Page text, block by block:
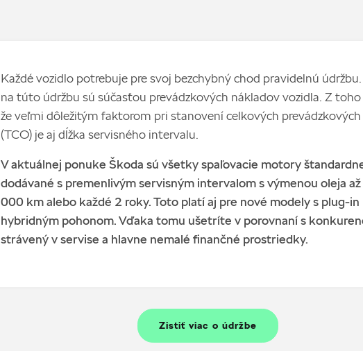
Každé vozidlo potrebuje pre svoj bezchybný chod pravidelnú
na túto údržbu sú súčasťou prevádzkových nákladov vozidla. Z
že veľmi dôležitým faktorom pri stanovení celkových
(TCO) je aj dĺžka servisného intervalu.
V aktuálnej ponuke Škoda sú všetky spaľovacie motory
dodávané s premenlivým servisným intervalom s výmenou oleja
000 km alebo každé 2 roky. Toto platí aj pre nové modely s plug-in
hybridným pohonom. Vďaka tomu ušetríte v porovnaní s
strávený v servise a hlavne nemalé finančné prostriedky.
Zistiť viac o údržbe